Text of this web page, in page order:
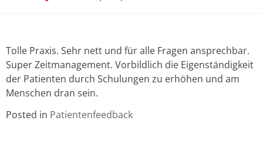
Tolle Praxis. Sehr nett und für alle Fragen ansprechbar.
Super Zeitmanagement. Vorbildlich die Eigenständigkeit
der Patienten durch Schulungen zu erhöhen und am
Menschen dran sein.
Posted in Patientenfeedback